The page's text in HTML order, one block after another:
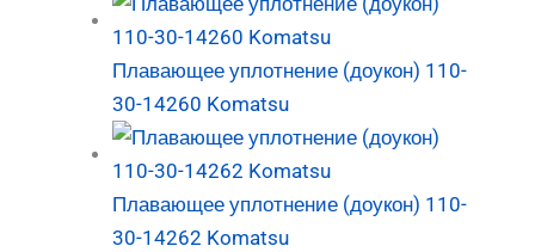
Плавающее уплотнение (доукон) 110-
30-14260 Komatsu
Плавающее уплотнение (доукон) 110-
30-14262 Komatsu